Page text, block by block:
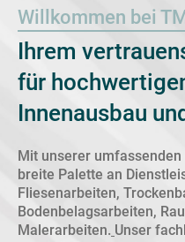
Willkommen bei
Ihrem
für
Innenausbau
Mit unserer
breite Palette an
Fliesenarbeiten,
Bodenbelagsarbeiten,
Malerarbeiten. Unser